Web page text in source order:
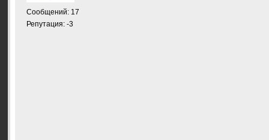
Сообщений: 17
Репутация: -3